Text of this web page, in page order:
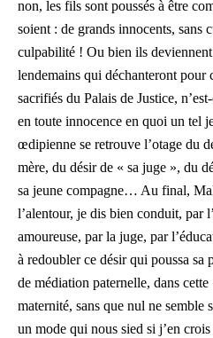
non, les fils sont poussés à être
soient : de grands innocents, sans
culpabilité ! Ou bien ils
lendemains qui déchanteront pour
sacrifiés du Palais de Justice,
en toute innocence en quoi un tel
œdipienne se retrouve l’otage du
mère, du désir de « sa juge », du
sa jeune compagne… Au final,
l’alentour, je dis bien conduit, par
amoureuse, par la juge, par
à redoubler ce désir qui poussa sa
de médiation paternelle, dans
maternité, sans que nul ne semble
un mode qui nous sied si j’en